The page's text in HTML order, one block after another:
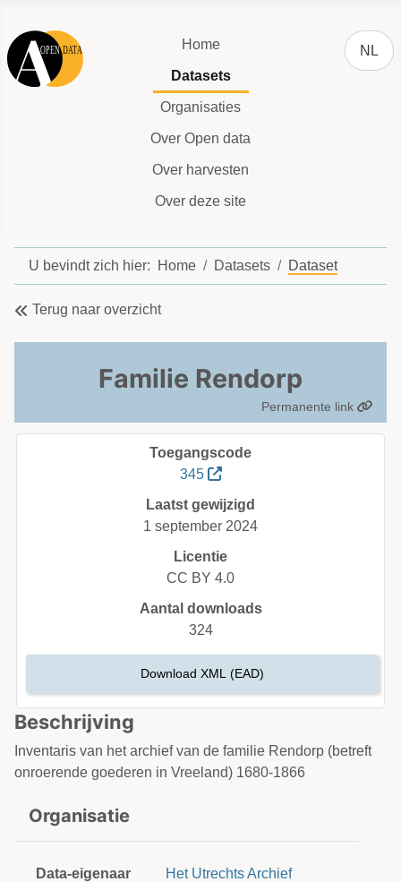
Home
Datasets
Organisaties
Over Open data
Over harvesten
Over deze site
NL
U bevindt zich hier: Home Datasets Dataset
Terug naar overzicht
Familie Rendorp
Permanente link
Beschrijving
Inventaris van het archief van de familie Rendorp (betreft
onroerende goederen in Vreeland) 1680-1866
Organisatie
Data-eigenaar Het Utrechts Archief
Toegangscode
345
Laatst gewijzigd
1 september 2024
Licentie
CC BY 4.0
Aantal downloads
324
Download XML (EAD)